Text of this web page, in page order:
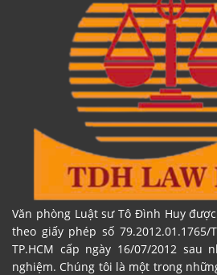
Văn phòng Luật sư Tô Đình Huy
theo giấy phép số 79.2012.01.1765/
TP.HCM cấp ngày 16/07/2012
nghiệm. Chúng tôi là một trong